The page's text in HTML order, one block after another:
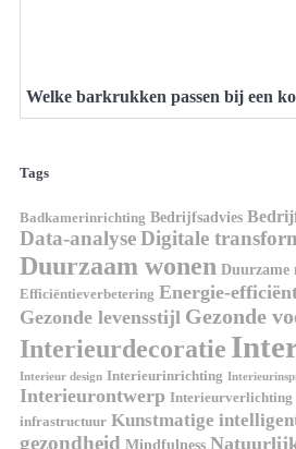
Welke barkrukken passen bij een
Tags
Badkamerinrichting Bedrijfsadvies
Data-analyseDigitale
Duurzaam wonen Duurzame
Efficiëntieverbetering Energie-
Gezonde levensstijl Gezonde
Interieurdecoratie
Interieur design Interieurinrichting
Interieurontwerp Interieurverlichting
infrastructuur Kunstmatige
gezondheid Mindfulness